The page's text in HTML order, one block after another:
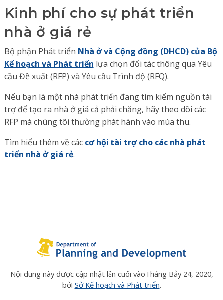
Kinh phí cho sự phát triển
nhà ở giá rẻ
Bộ phận Phát triển Nhà ở và Cộng đồng (DHCD) của Bộ
Kế hoạch và Phát triển lựa chọn đối tác thông qua Yêu
cầu Đề xuất (RFP) và Yêu cầu Trình độ (RFQ).
Nếu bạn là một nhà phát triển đang tìm kiếm nguồn tài
trợ để tạo ra nhà ở giá cả phải chăng, hãy theo dõi các
RFP mà chúng tôi thường phát hành vào mùa thu.
Tìm hiểu thêm về các cơ hội tài trợ cho các nhà phát
triển nhà ở giá rẻ.
Nội dung này được cập nhật lần cuối vàoTháng Bảy 24, 2020,
bởi Sở Kế hoạch và Phát triển.